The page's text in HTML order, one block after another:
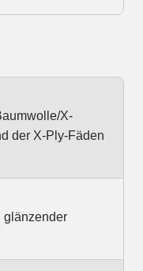
X-
der X-Ply-Fäden
glänzender